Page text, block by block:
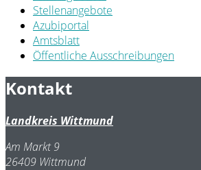
Stellenangebote
Azubiportal
Amtsblatt
Öffentliche Ausschreibungen
Kontakt
Landkreis Wittmund
Am Markt 9
26409 Wittmund